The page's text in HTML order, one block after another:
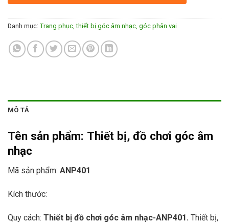
Danh mục: Trang phục, thiết bị góc âm nhạc, góc phân vai
MÔ TẢ
Tên sản phẩm: Thiết bị, đồ chơi góc âm
nhạc
Mã sản phẩm: ANP401
Kích thước:
Quy cách: Thiết bị đồ chơi góc âm nhạc-ANP401. Thiết bị,